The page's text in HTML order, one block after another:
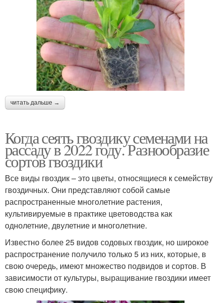
читать дальше →
Когда сеять гвоздику семенами на
рассаду в 2022 году. Разнообразие
сортов гвоздики
Все виды гвоздик – это цветы, относящиеся к семейству
гвоздичных. Они представляют собой самые
распространенные многолетние растения,
культивируемые в практике цветоводства как
однолетние, двулетние и многолетние.
Известно более 25 видов содовых гвоздик, но широкое
распространение получило только 5 из них, которые, в
свою очередь, имеют множество подвидов и сортов. В
зависимости от культуры, выращивание гвоздики имеет
свою специфику.